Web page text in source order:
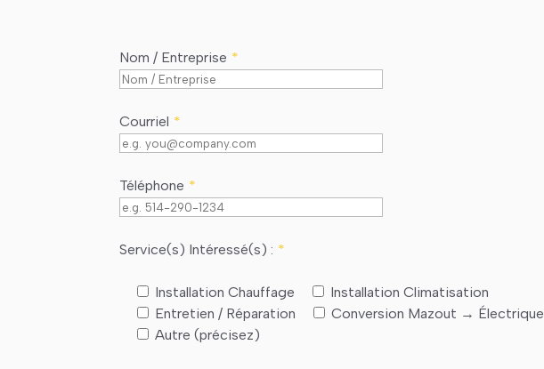
Nom / Entreprise
Courriel
Téléphone
Service(s) Intéressé(s) :
Installation Chauffage
Installation Climatisation
Entretien / Réparation
Conversion Mazout → Électrique
Autre (précisez)